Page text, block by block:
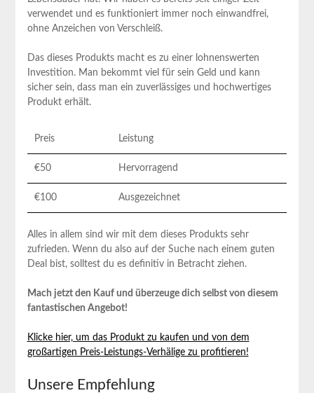
verwendet und es funktioniert immer noch einwandfrei,
⁢ohne Anzeichen von Verschleiß.
Das dieses Produkts macht ⁣es zu⁤ einer lohnenswerten
Investition. Man bekommt viel für sein Geld und kann
sicher sein, dass man ein zuverlässiges und hochwertiges
Produkt erhält.
Preis Leistung
€50 Hervorragend
€100 Ausgezeichnet
Alles in allem sind wir mit dem dieses Produkts sehr
zufrieden. Wenn‌ du also ⁣auf der Suche nach einem guten
Deal bist, solltest du es definitiv in ​Betracht ziehen.
Mach jetzt den Kauf und überzeuge dich selbst von diesem
fantastischen Angebot!
Klicke hier, um das Produkt zu kaufen und von dem‌
großartigen Preis-Leistungs-Verhälige zu profitieren!
Unsere Empfehlung